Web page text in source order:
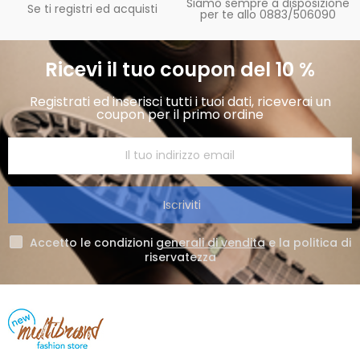
Se ti registri ed acquisti per te allo 0883/506090
Ricevi il tuo coupon del 10 %
Registrati ed inserisci tutti i tuoi dati, riceverai un
coupon per il primo ordine
Iscriviti
Accetto le condizioni generali di venditae la politica di
riservatezza